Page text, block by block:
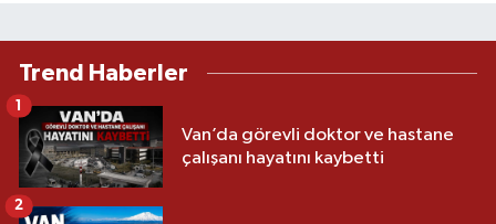
Trend Haberler
Van’da görevli doktor ve hastane
çalışanı hayatını kaybetti
1
2